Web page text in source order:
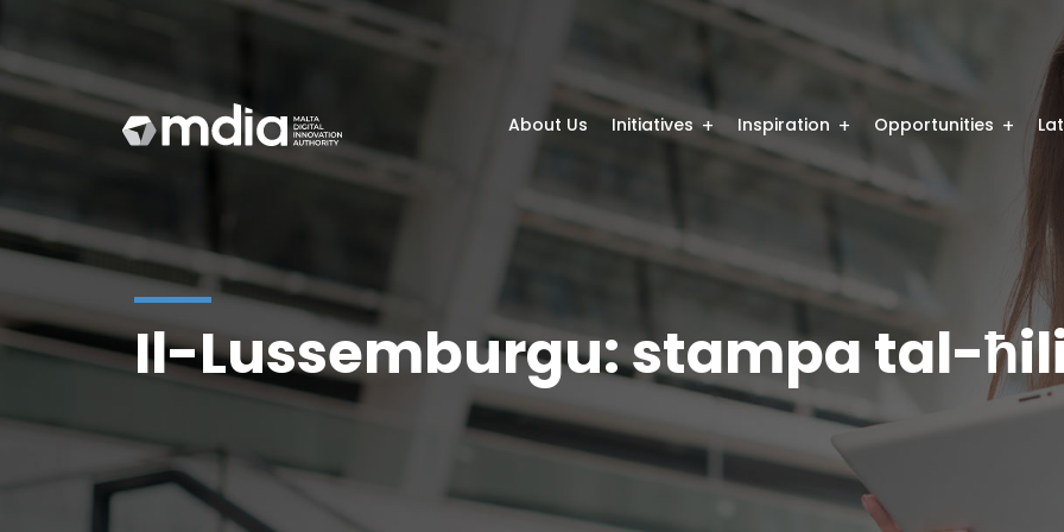
About Us Initiatives Inspiration Opportunities
Il-Lussemburgu: stampa tal-